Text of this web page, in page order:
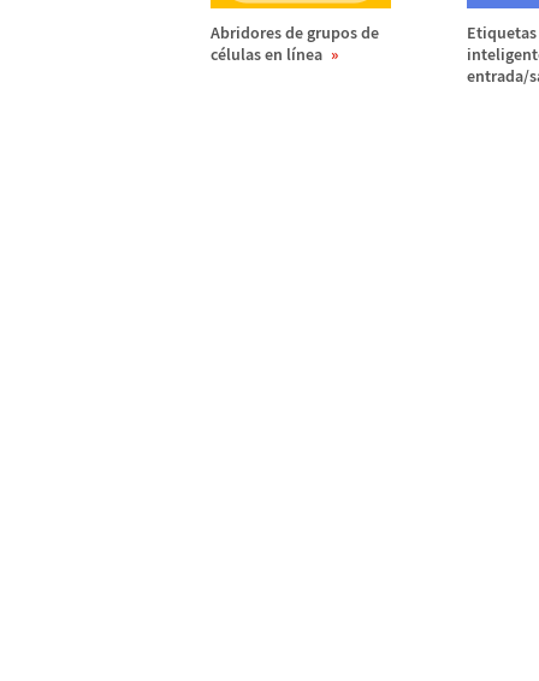
Abridores de grupos de
células en línea
entrada/